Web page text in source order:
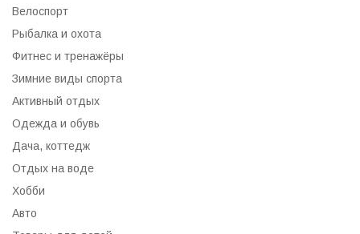
Велоспорт
Рыбалка и охота
Фитнес и тренажёры
Зимние виды спорта
Активный отдых
Одежда и обувь
Дача, коттедж
Отдых на воде
Хобби
Авто